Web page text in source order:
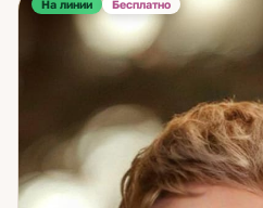
что он говорит, а то, что
Просматриваю совместимость.
одиночества, измен,
миссия и предназначение;
одиночества. Мои клиенты
уверенности: знают, где искать
двигаться. Если жизнь
разобраться.
На линии Бесплатно